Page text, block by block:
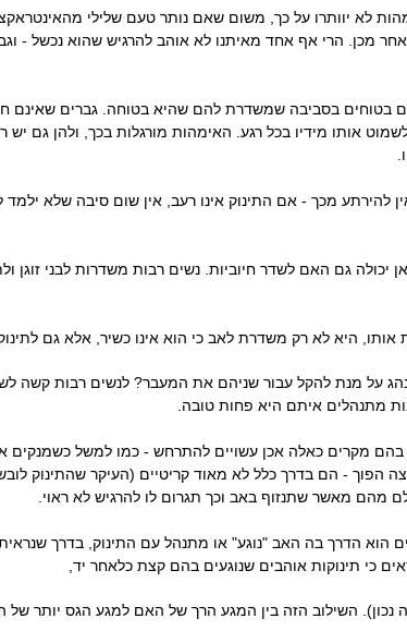
לא יוותרו על כך, משום שאם נותר טעם שלילי
מכן. הרי אף אחד מאיתנו לא אוהב להרגיש שהוא נכשל -
בטוחים בסביבה שמשדרת להם שהיא בטוחה. גברים שאינם
אותו מידיו בכל רגע. האימהות מורגלות בכך, ולהן גם
להירתע מכך - אם התינוק אינו רעב, אין שום סיבה שלא ילמד
יכולה גם האם לשדר חיוביות. נשים רבות משדרות לבני זוגן
אותו, היא לא רק משדרת לאב כי הוא אינו כשיר, אלא גם
על מנת להקל עבור שניהם את המעבר? לנשים רבות קשה
מתנהלים איתם היא פחות טובה.
מקרים כאלה אכן עשויים להתרחש - כמו למשל כשמנקים
הפוך - הם בדרך כלל לא מאוד קריטיים (העיקר שהתינוק
מהם מאשר שתנזוף באב וכך תגרום לו להרגיש לא ראוי.
הוא הדרך בה האב "נוגע" או מתנהל עם התינוק, בדרך
כי תינוקות אוהבים שנוגעים בהם קצת כלאחר יד,
השילוב הזה בין המגע הרך של האם למגע הגס יותר של